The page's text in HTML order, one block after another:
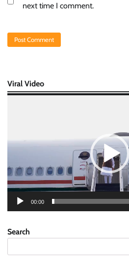
next time I comment.
Viral Video
00:00
Search